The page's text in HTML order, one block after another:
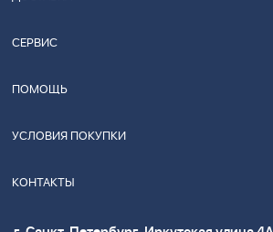
СЕРВИС
ПОМОЩЬ
УСЛОВИЯ ПОКУПКИ
КОНТАКТЫ